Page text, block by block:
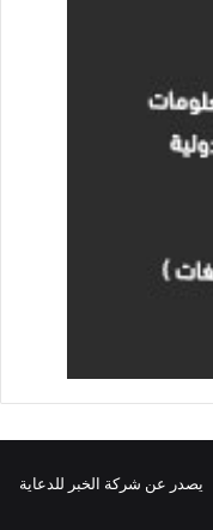
| يصدر عن شركة الخبر للدعاية